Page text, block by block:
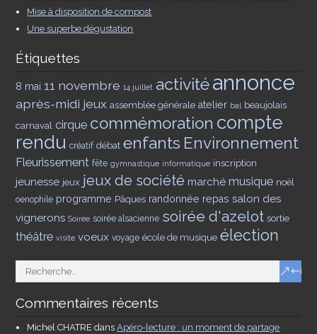
Mise à disposition de compost
Une superbe dégustation
Étiquettes
8 mai 11 novembre 14 juillet activitéannonce
après-midi jeux assemblée générale atelier bal beaujolais
carnaval cirque commémoration compte
rendu créatif débat enfants Environnement
Fleurissement fête gymnastique informatique inscription
jeunesse jeux jeux de société marché musique noël
oenophile programme Pâques randonnée repas salon des
vignerons Soirée soirée alsacienne soirée d'azelot sortie
théâtre visite voeux voyage école de musique élection
Commentaires récents
Michel CHATRE dansApéro-lecture : un moment de partage